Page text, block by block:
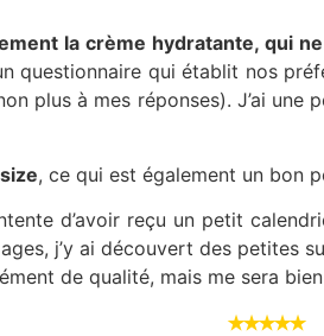
la crème hydratante, qui
questionnaire qui établit nos
plus à mes réponses). J’ai une
, ce qui est également un bon
d’avoir reçu un petit
j’y ai découvert des petites
de qualité, mais me sera
✭✭✭✭✭